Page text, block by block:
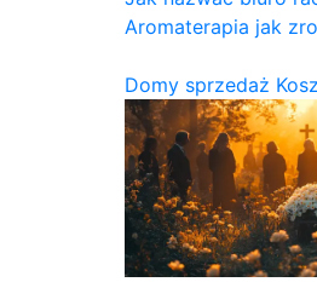
Aromaterapia jak
Domy sprzedaż